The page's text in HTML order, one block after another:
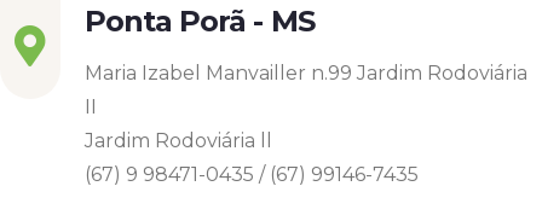
Ponta Porã - MS
Maria Izabel Manvailler n.99 Jardim Rodoviária
II
Jardim Rodoviária ll
(67) 9 98471-0435 / (67) 99146-7435